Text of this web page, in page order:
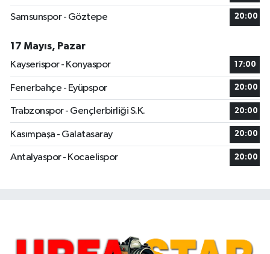
Samsunspor - Göztepe 20:00
17 Mayıs, Pazar
Kayserispor - Konyaspor
17:00
Fenerbahçe - Eyüpspor 20:00
Trabzonspor - Gençlerbirliği S.K. 20:00
Kasımpaşa - Galatasaray 20:00
Antalyaspor - Kocaelispor 20:00